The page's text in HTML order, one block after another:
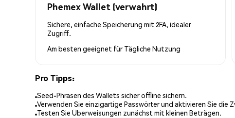
Phemex Wallet (verwahrt)
Sichere, einfache Speicherung mit 2FA, idealer
Zugriff.
Am besten geeignet für Tägliche Nutzung
Pro Tipps:
Seed-Phrasen des Wallets sicher offline sichern.
Verwenden Sie einzigartige Passwörter und aktivieren Sie die
Testen Sie Überweisungen zunächst mit kleinen Beträgen.